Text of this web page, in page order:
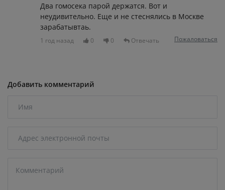
Два гомосека парой держатся. Вот и
неудивительно. Еще и не стеснялись в Москве
зарабатывтаь.
1 год назад 0 0 Отвечать Пожаловаться
Добавить комментарий